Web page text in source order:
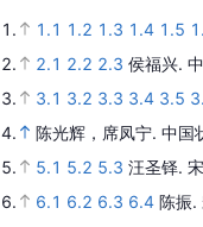
1. 1.1 1.2 1.3 1.4 1.5
2.
2.1 2.2 2.3 侯福兴.
3.
3.1 3.2 3.3 3.4 3.5
4.
陈光辉，席凤宁. 中国
5.
5.1 5.2 5.3 汪圣铎.
6.
6.1 6.2 6.3 6.4 陈振.